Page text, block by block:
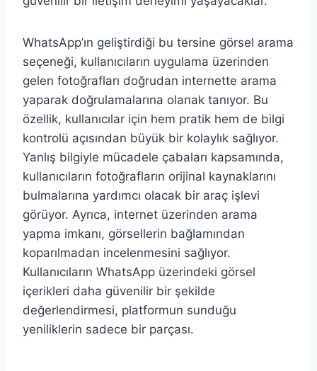
WhatsApp’ın geliştirdiği bu tersine görsel arama
seçeneği, kullanıcıların uygulama üzerinden
gelen fotoğrafları doğrudan internette arama
yaparak doğrulamalarına olanak tanıyor. Bu
özellik, kullanıcılar için hem pratik hem de bilgi
kontrolü açısından büyük bir kolaylık sağlıyor.
Yanlış bilgiyle mücadele çabaları kapsamında,
kullanıcıların fotoğrafların orijinal kaynaklarını
bulmalarına yardımcı olacak bir araç işlevi
görüyor. Ayrıca, internet üzerinden arama
yapma imkanı, görsellerin bağlamından
koparılmadan incelenmesini sağlıyor.
Kullanıcıların WhatsApp üzerindeki görsel
içerikleri daha güvenilir bir şekilde
değerlendirmesi, platformun sunduğu
yeniliklerin sadece bir parçası.